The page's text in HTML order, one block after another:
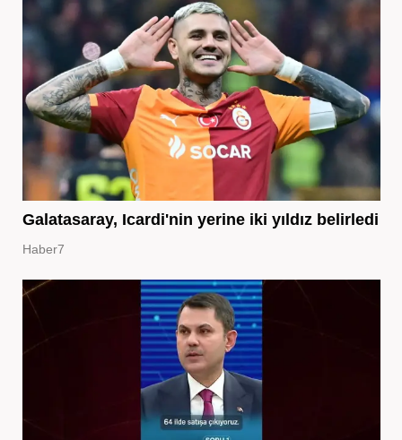
Galatasaray, Icardi'nin yerine iki yıldız belirledi
Haber7